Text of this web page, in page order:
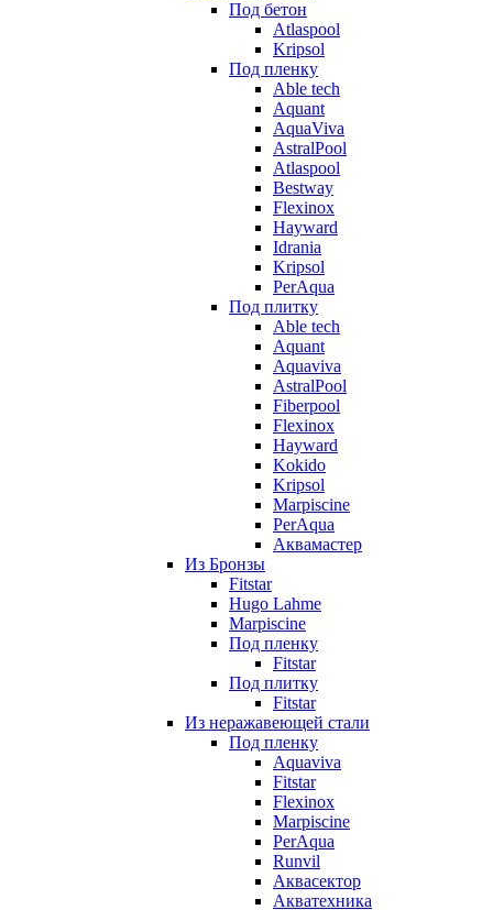
Под бетон
Atlaspool
Kripsol
Под пленку
Able tech
Aquant
AquaViva
AstralPool
Atlaspool
Bestway
Flexinox
Hayward
Idrania
Kripsol
PerAqua
Под плитку
Able tech
Aquant
Aquaviva
AstralPool
Fiberpool
Flexinox
Hayward
Kokido
Kripsol
Marpiscine
PerAqua
Аквамастер
Из Бронзы
Fitstar
Hugo Lahme
Marpiscine
Под пленку
Fitstar
Под плитку
Fitstar
Из неражавеющей стали
Под пленку
Aquaviva
Fitstar
Flexinox
Marpiscine
PerAqua
Runvil
Аквасектор
Акватехника